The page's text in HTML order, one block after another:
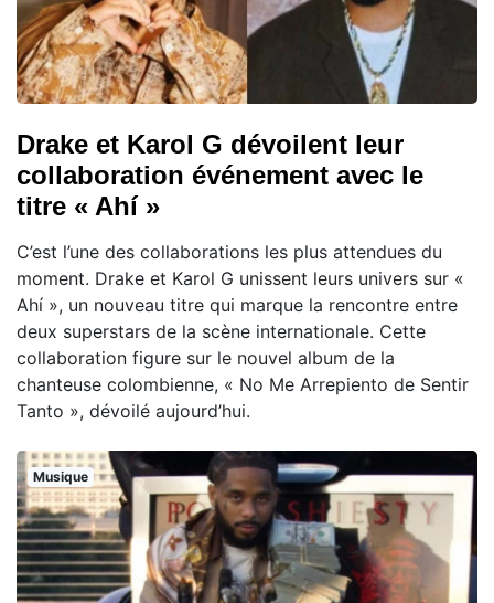
Drake et Karol G dévoilent leur
collaboration événement avec le
titre « Ahí »
C’est l’une des collaborations les plus attendues du
moment. Drake et Karol G unissent leurs univers sur «
Ahí », un nouveau titre qui marque la rencontre entre
deux superstars de la scène internationale. Cette
collaboration figure sur le nouvel album de la
chanteuse colombienne, « No Me Arrepiento de Sentir
Tanto », dévoilé aujourd’hui.
Musique